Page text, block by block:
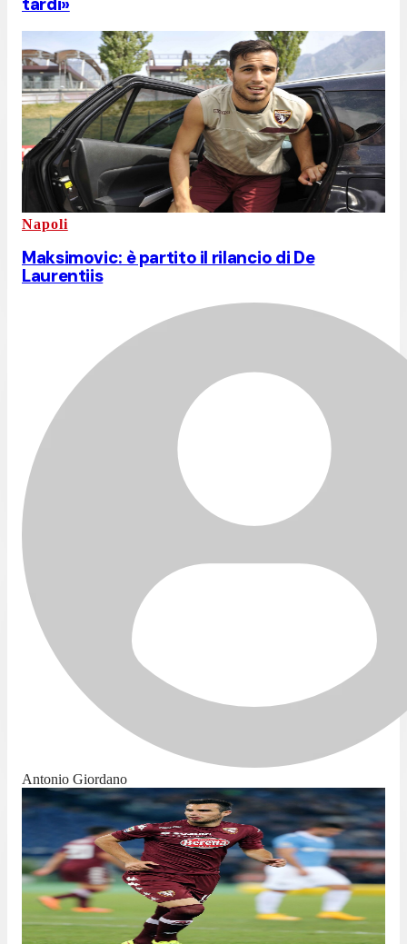
Napoli
Maksimovic: è partito il rilancio di De
Laurentiis
Antonio Giordano